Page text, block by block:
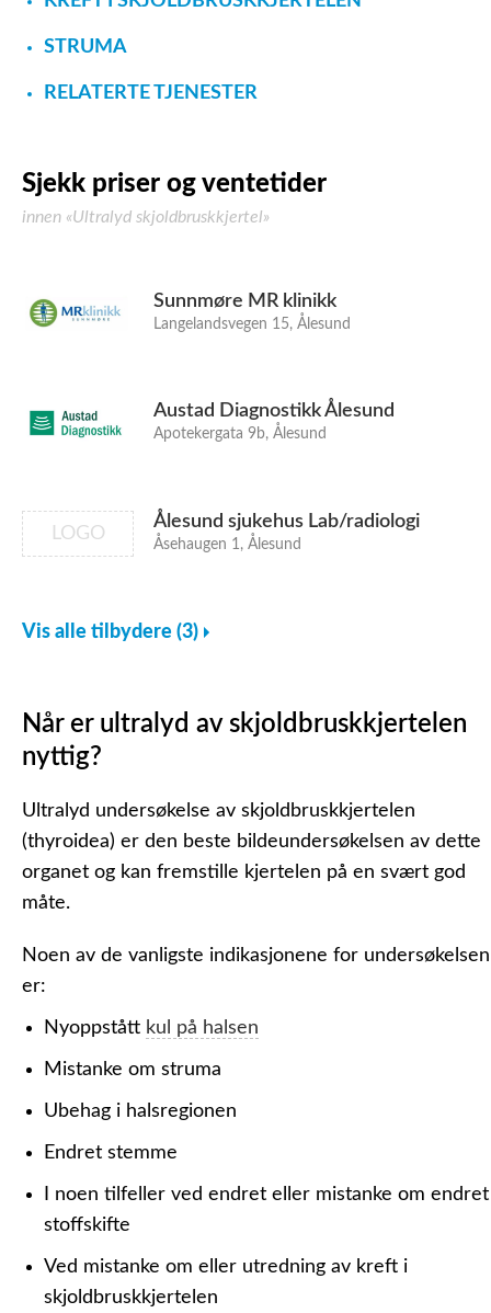
STRUMA
RELATERTE TJENESTER
Sjekk priser og ventetider
innen «Ultralyd skjoldbruskkjertel»
Sunnmøre MR klinikk
Langelandsvegen 15, Ålesund
Austad Diagnostikk Ålesund
Apotekergata 9b, Ålesund
LOGO
Ålesund sjukehus Lab/radiologi
Åsehaugen 1, Ålesund
Vis alle tilbydere (3)
Når er ultralyd av skjoldbruskkjertelen
nyttig?
Ultralyd undersøkelse av skjoldbruskkjertelen
(thyroidea) er den beste bildeundersøkelsen av dette
organet og kan fremstille kjertelen på en svært god
måte.
Noen av de vanligste indikasjonene for undersøkelsen
er:
Nyoppstått kul på halsen
Mistanke om struma
Ubehag i halsregionen
Endret stemme
I noen tilfeller ved endret eller mistanke om endret
stoffskifte
Ved mistanke om eller utredning av kreft i
skjoldbruskkjertelen